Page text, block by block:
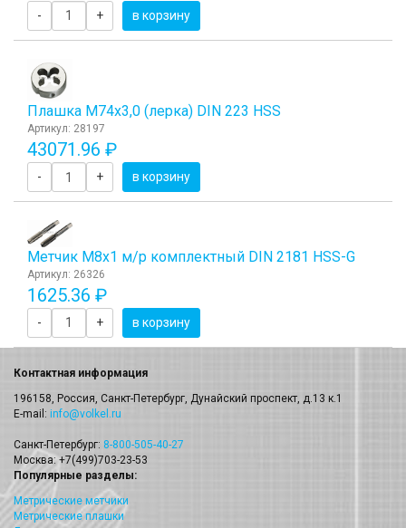
- + в корзину
Плашка М74x3,0 (лерка) DIN 223 HSS
Артикул: 28197
43071.96 ₽
- + в корзину
Метчик М8x1 м/р комплектный DIN 2181 HSS-G
Артикул: 26326
1625.36 ₽
- + в корзину
Контактная информация
196158, Россия, Санкт-Петербург, Дунайский проспект, д.13 к.1
E-mail: info@volkel.ru
Санкт-Петербург: 8-800-505-40-27
Москва: +7(499)703-23-53
Популярные разделы:
Метрические метчики
Метрические плашки